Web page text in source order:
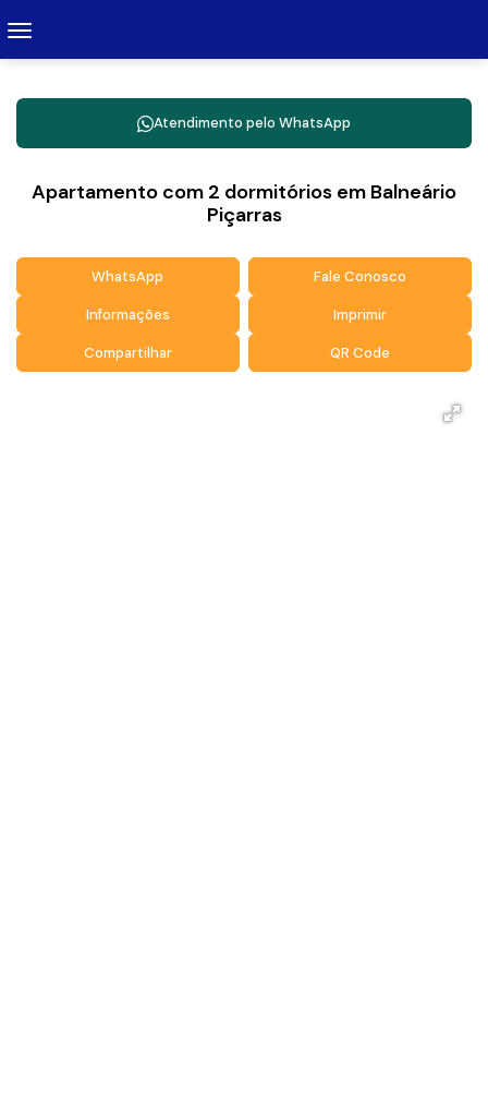
Atendimento pelo WhatsApp
Apartamento com 2 dormitórios em Balneário
Piçarras
WhatsApp Fale Conosco
Informações Imprimir
Compartilhar QR Code